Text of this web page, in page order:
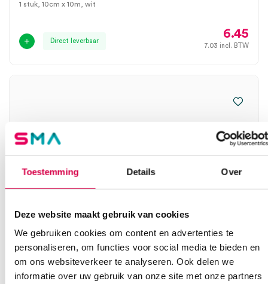
Toestemming Details Over
Deze website maakt gebruik van cookies
We gebruiken cookies om content en advertenties te
personaliseren, om functies voor social media te bieden en
om ons websiteverkeer te analyseren. Ook delen we
informatie over uw gebruik van onze site met onze partners
1 stuk, 10cm x 10m, wit
Direct leverbaar
6.45
7.03 incl. BTW
Curafix I.V. classic, katheterfixatiepleister,
2.5cm x 12.5cm (20)